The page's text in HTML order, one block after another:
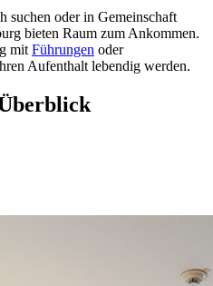
suchen oder in Gemeinschaft
bieten Raum zum An­kommen.
mit Führungen oder
Aufenthalt lebendig werden.